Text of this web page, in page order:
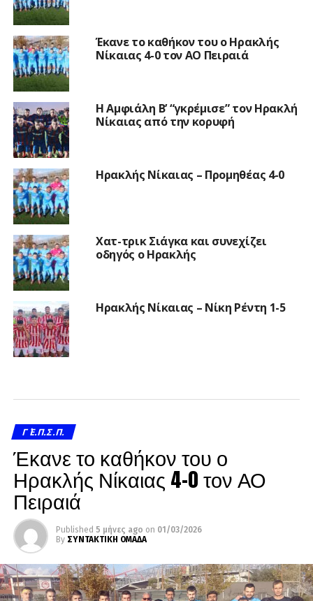
Έκανε το καθήκον του ο Ηρακλής
Νίκαιας 4-0 τον ΑΟ Πειραιά
Η Αμφιάλη Β’ “γκρέμισε” τον Ηρακλή
Νίκαιας από την κορυφή
Ηρακλής Νίκαιας – Προμηθέας 4-0
Χατ-τρικ Σιάγκα και συνεχίζει
οδηγός ο Ηρακλής
Ηρακλής Νίκαιας – Νίκη Ρέντη 1-5
Γ΄ Ε.Π.Σ.Π.
Έκανε το καθήκον του ο
Ηρακλής Νίκαιας 4-0 τον ΑΟ
Πειραιά
Published 5 μήνες ago on 01/03/2026
By ΣΥΝΤΑΚΤΙΚΗ ΟΜΑΔΑ